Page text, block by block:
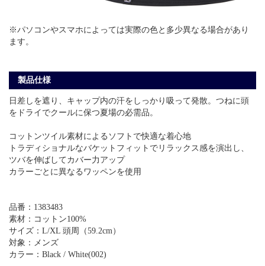
※パソコンやスマホによっては実際の色と多少異なる場合があり
ます。
製品仕様
日差しを遮り、キャップ内の汗をしっかり吸って発散。つねに頭
をドライでクールに保つ夏場の必需品。
コットンツイル素材によるソフトで快適な着心地
トラディショナルなバケットフィットでリラックス感を演出し、
ツバを伸ばしてカバー力アップ
カラーごとに異なるワッペンを使用
品番：1383483
素材：コットン100%
サイズ：L/XL 頭周（59.2cm）
対象：メンズ
カラー：Black / White(002)